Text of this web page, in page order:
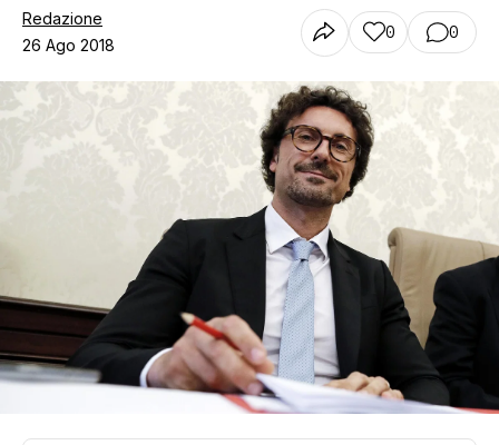
Chi siamo
Contatti
Redazione
26 Ago 2018
0 0